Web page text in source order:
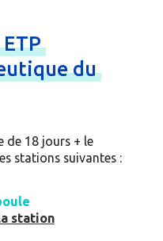
ETP
du
de 18 jours + le
stations suivantes :
station